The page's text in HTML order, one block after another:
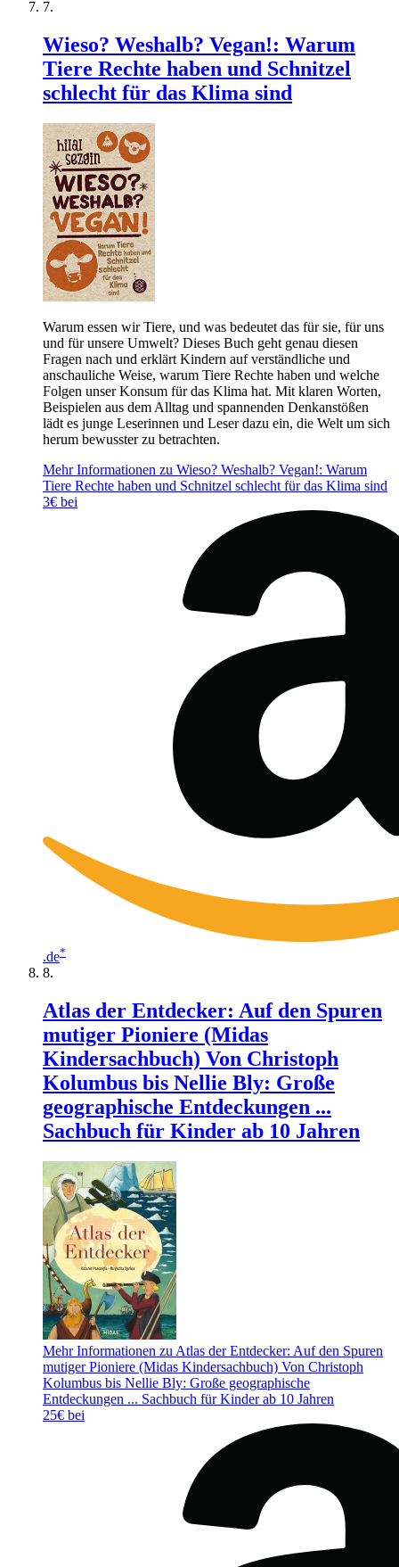
Wieso? Weshalb? Vegan!: Warum
Tiere Rechte haben und Schnitzel
schlecht für das Klima sind
Warum essen wir Tiere, und was bedeutet das für sie, für uns
und für unsere Umwelt? Dieses Buch geht genau diesen
Fragen nach und erklärt Kindern auf verständliche und
anschauliche Weise, warum Tiere Rechte haben und welche
Folgen unser Konsum für das Klima hat. Mit klaren Worten,
Beispielen aus dem Alltag und spannenden Denkanstößen
lädt es junge Leserinnen und Leser dazu ein, die Welt um sich
herum bewusster zu betrachten.
Mehr Informationen zu Wieso? Weshalb? Vegan!: Warum
Tiere Rechte haben und Schnitzel schlecht für das Klima sind
3€ bei
.de*
Atlas der Entdecker: Auf den Spuren
mutiger Pioniere (Midas
Kindersachbuch) Von Christoph
Kolumbus bis Nellie Bly: Große
geographische Entdeckungen ...
Sachbuch für Kinder ab 10 Jahren
Mehr Informationen zu Atlas der Entdecker: Auf den Spuren
mutiger Pioniere (Midas Kindersachbuch) Von Christoph
Kolumbus bis Nellie Bly: Große geographische
Entdeckungen ... Sachbuch für Kinder ab 10 Jahren
25€ bei